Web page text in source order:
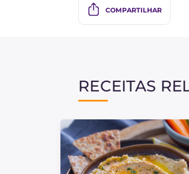
COMPARTILHAR
RECEITAS